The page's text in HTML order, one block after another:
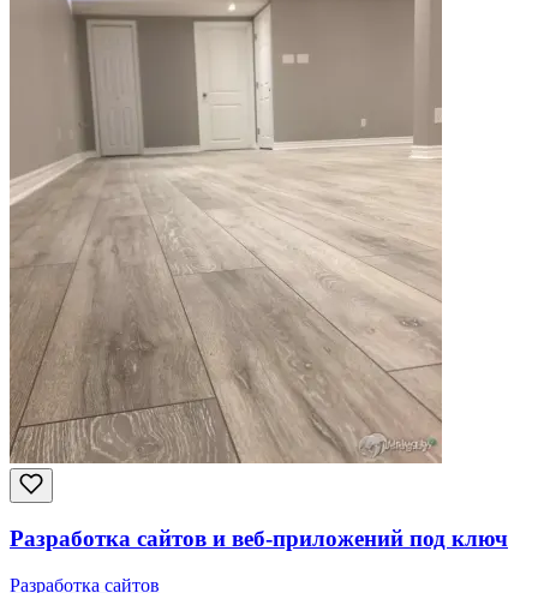
Разработка сайтов и веб-приложений под ключ
Разработка сайтов